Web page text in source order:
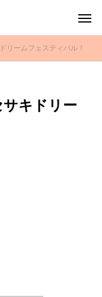
リームフェスティバル！
サキドリー